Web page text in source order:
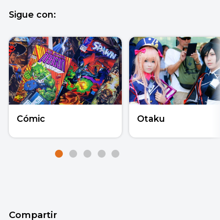
Sigue con:
Cómic Otaku
Compartir